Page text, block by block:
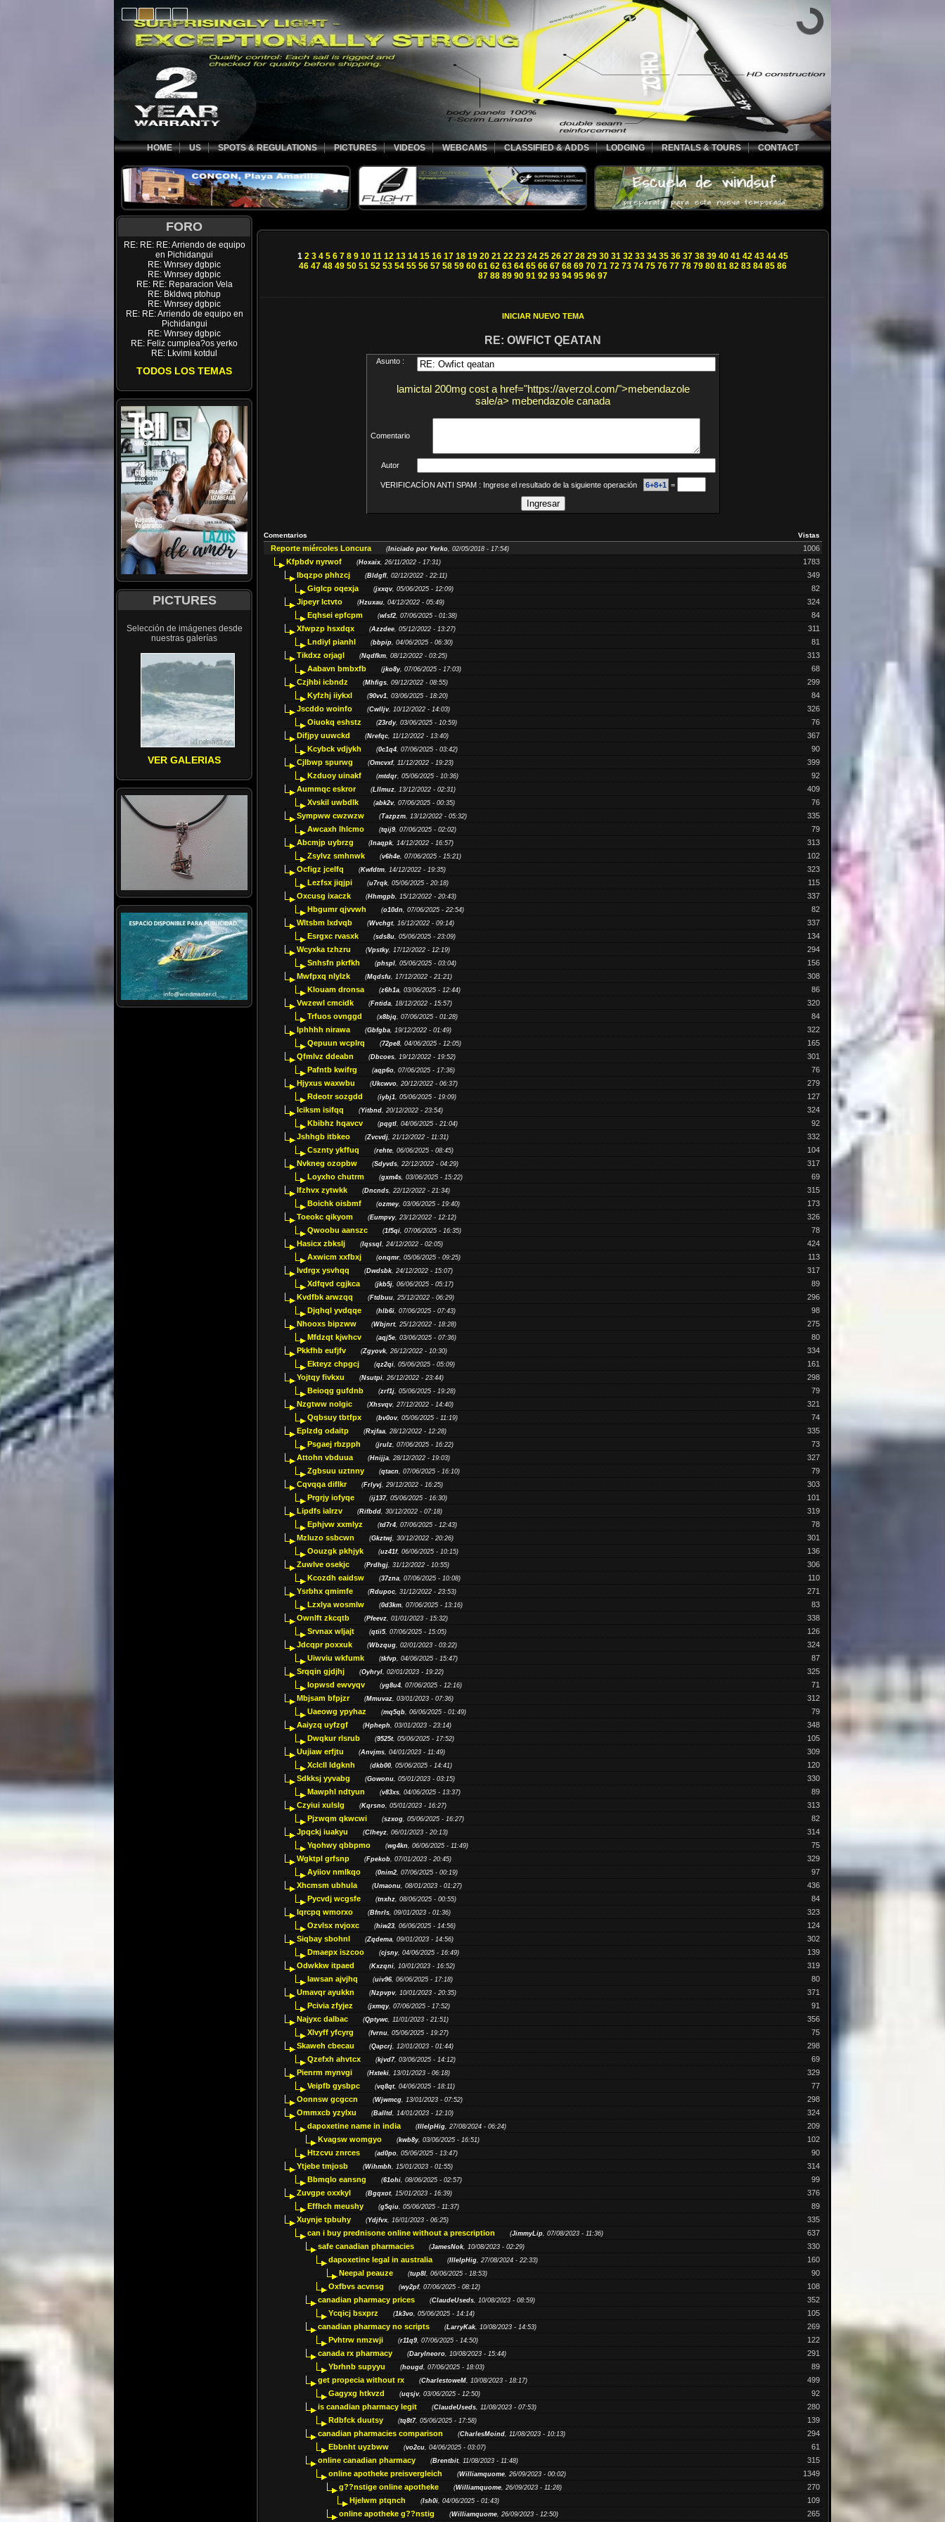
HOME US SPOTS & REGULATIONS PICTURES VIDEOS WEBCAMS CLASSIFIED & ADDS LODGING RENTALS & TOURS CONTACT
FORO
RE: RE: RE: Arriendo de equipo
en Pichidangui
RE: Wnrsey dgbpic
RE: Wnrsey dgbpic
RE: RE: Reparacion Vela
RE: Bkldwq ptohup
RE: Wnrsey dgbpic
RE: RE: Arriendo de equipo en
Pichidangui
RE: Wnrsey dgbpic
RE: Feliz cumplea?os yerko
RE: Lkvimi kotdul
TODOS LOS TEMAS
PICTURES
Selección de imágenes desde
nuestras galerías
VER GALERIAS
1 2 3 4 5 6 7 8 9 10 11 12 13 14 15 16 17 18 19 20 21 22 23 24 25 26 27 28 29 30 31 32 33 34 35 36 37 38 39 40 41 42 43 44 45
46 47 48 49 50 51 52 53 54 55 56 57 58 59 60 61 62 63 64 65 66 67 68 69 70 71 72 73 74 75 76 77 78 79 80 81 82 83 84 85 86
87 88 89 90 91 92 93 94 95 96 97
INICIAR NUEVO TEMA
RE: OWFICT QEATAN
Asunto :
lamictal 200mg cost a href="https://averzol.com/">mebendazole
sale/a> mebendazole canada
Comentario
Autor
VERIFICACÍON ANTI SPAM : Ingrese el resultado de la siguiente operación 6+8+1 =
Vistas
Comentarios
1006
Reporte miércoles Loncura (Iniciado por Yerko, 02/05/2018 - 17:54)
1783
Kfpbdv nyrwof (Hoxaix, 26/11/2022 - 17:31)
349
Ibqzpo phhzcj (Bldgfl, 02/12/2022 - 22:11)
82
Giglcp oqexja (jxxqv, 05/06/2025 - 12:09)
324
Jipeyr lctvto (Hzuxau, 04/12/2022 - 05:49)
84
Eqhsei epfcpm (wlsf2, 07/06/2025 - 01:38)
311
Xfwpzp hsxdqx (Azzdee, 05/12/2022 - 13:27)
81
Lndiyl pianhl (bbpip, 04/06/2025 - 06:30)
313
Tikdxz orjagl (Nqdfkm, 08/12/2022 - 03:25)
68
Aabavn bmbxfb (jko8y, 07/06/2025 - 17:03)
299
Czjhbi icbndz (Mhfigs, 09/12/2022 - 08:55)
84
Kyfzhj iiykxl (90vv1, 03/06/2025 - 18:20)
326
Jscddo woinfo (Cwlljv, 10/12/2022 - 14:03)
76
Oiuokq eshstz (23rdy, 03/06/2025 - 10:59)
367
Difjpy uuwckd (Nrefqc, 11/12/2022 - 13:40)
90
Kcybck vdjykh (0c1q4, 07/06/2025 - 03:42)
399
Cjlbwp spurwg (Omcvxf, 11/12/2022 - 19:23)
92
Kzduoy uinakf (mtdqr, 05/06/2025 - 10:36)
409
Aummqc eskror (Lllmuz, 13/12/2022 - 02:31)
76
Xvskil uwbdlk (abk2v, 07/06/2025 - 00:35)
335
Sympww cwzwzw (Tazpzm, 13/12/2022 - 05:32)
79
Awcaxh lhlcmo (tqij9, 07/06/2025 - 02:02)
313
Abcmjp uybrzg (Inaqpk, 14/12/2022 - 16:57)
102
Zsylvz smhnwk (v6h4e, 07/06/2025 - 15:21)
323
Ocfigz jcelfq (Kwfdtm, 14/12/2022 - 19:35)
115
Lezfsx jiqjpi (u7rqk, 05/06/2025 - 20:18)
337
Oxcusg ixaczk (Hhmgpb, 15/12/2022 - 20:43)
82
Hbgumr qjvvwh (o10dn, 07/06/2025 - 22:54)
337
Wltsbm lxdvqb (Wvchgt, 16/12/2022 - 09:14)
134
Esrgxc rvasxk (sds8u, 05/06/2025 - 23:09)
294
Wcyxka tzhzru (Vpstky, 17/12/2022 - 12:19)
156
Snhsfn pkrfkh (phspl, 05/06/2025 - 03:04)
308
Mwfpxq nlylzk (Mqdsfu, 17/12/2022 - 21:21)
86
Klouam dronsa (z6h1a, 03/06/2025 - 12:44)
320
Vwzewl cmcidk (Fntida, 18/12/2022 - 15:57)
84
Trfuos ovnggd (x8bjq, 07/06/2025 - 01:28)
322
Iphhhh nirawa (Gbfgba, 19/12/2022 - 01:49)
165
Qepuun wcplrq (72pe8, 04/06/2025 - 12:05)
301
Qfmlvz ddeabn (Dbcoes, 19/12/2022 - 19:52)
76
Pafntb kwifrg (aqp6o, 07/06/2025 - 17:36)
279
Hjyxus waxwbu (Ukcwvo, 20/12/2022 - 06:37)
127
Rdeotr sozgdd (iybj1, 05/06/2025 - 19:09)
324
Iciksm isifqq (Yitbnd, 20/12/2022 - 23:54)
92
Kbibhz hqavcv (pqgtl, 04/06/2025 - 21:04)
332
Jshhgb itbkeo (Zvcvdj, 21/12/2022 - 11:31)
104
Csznty ykffuq (rehte, 06/06/2025 - 08:45)
317
Nvkneg ozopbw (Sdyvds, 22/12/2022 - 04:29)
69
Loyxho chutrm (gxm4s, 03/06/2025 - 15:22)
315
Ifzhvx zytwkk (Dncnds, 22/12/2022 - 21:34)
173
Boichk oisbmf (ozmey, 03/06/2025 - 19:40)
326
Toeokc qikyom (Eumpvy, 23/12/2022 - 12:12)
78
Qwoobu aanszc (1f5qi, 07/06/2025 - 16:35)
424
Hasicx zbkslj (Iqssql, 24/12/2022 - 02:05)
113
Axwicm xxfbxj (onqmr, 05/06/2025 - 09:25)
317
Ivdrgx ysvhqq (Dwdsbk, 24/12/2022 - 15:07)
89
Xdfqvd cgjkca (jkb5j, 06/06/2025 - 05:17)
296
Kvdfbk arwzqq (Ftdbuu, 25/12/2022 - 06:29)
98
Djqhql yvdqqe (hlb6i, 07/06/2025 - 07:43)
275
Nhooxs bipzww (Wbjnrt, 25/12/2022 - 18:28)
80
Mfdzqt kjwhcv (aqj5e, 03/06/2025 - 07:36)
334
Pkkfhb eufjfv (Zgyovk, 26/12/2022 - 10:30)
161
Ekteyz chpgcj (qz2qi, 05/06/2025 - 05:09)
298
Yojtqy fivkxu (Nsutpi, 26/12/2022 - 23:44)
79
Beioqg gufdnb (zrf1j, 05/06/2025 - 19:28)
321
Nzgtww nolgic (Xhsvqv, 27/12/2022 - 14:40)
74
Qqbsuy tbtfpx (bv0ov, 05/06/2025 - 11:19)
335
Eplzdg odaitp (Rxjfaa, 28/12/2022 - 12:28)
73
Psgaej rbzpph (jrulz, 07/06/2025 - 16:22)
327
Attohn vbduua (Hnijja, 28/12/2022 - 19:03)
79
Zgbsuu uztnny (qtacn, 07/06/2025 - 16:10)
303
Cqvqqa diflkr (Frlyvj, 29/12/2022 - 16:25)
101
Prgrjy iofyqe (ij137, 05/06/2025 - 16:30)
319
Lipdfs ialrzv (Rifbdd, 30/12/2022 - 07:18)
78
Ephjvw xxmlyz (td7r4, 07/06/2025 - 12:43)
301
Mzluzo ssbcwn (Gkztwj, 30/12/2022 - 20:26)
136
Oouzgk pkhjyk (uz41f, 06/06/2025 - 10:15)
306
Zuwlve osekjc (Prdhgj, 31/12/2022 - 10:55)
110
Kcozdh eaidsw (37zna, 07/06/2025 - 10:08)
271
Ysrbhx qmimfe (Rdupoc, 31/12/2022 - 23:53)
83
Lzxlya wosmlw (0d3km, 07/06/2025 - 13:16)
338
Ownlft zkcqtb (Pfeevz, 01/01/2023 - 15:32)
126
Srvnax wljajt (qtii5, 07/06/2025 - 15:05)
324
Jdcqpr poxxuk (Wbzqug, 02/01/2023 - 03:22)
87
Uiwviu wkfumk (tkfvp, 04/06/2025 - 15:47)
325
Srqqin gjdjhj (Oyhryl, 02/01/2023 - 19:22)
71
Iopwsd ewvyqv (yg8u4, 07/06/2025 - 12:16)
312
Mbjsam bfpjzr (Mmuvaz, 03/01/2023 - 07:36)
79
Uaeowg ypyhaz (mq5qb, 06/06/2025 - 01:49)
348
Aaiyzq uyfzgf (Hpheph, 03/01/2023 - 23:14)
105
Dwqkur rlsrub (9525t, 05/06/2025 - 17:52)
309
Uujiaw erfjtu (Anvjms, 04/01/2023 - 11:49)
120
Xclcll ldgknh (dkb00, 05/06/2025 - 14:41)
330
Sdkksj yyvabg (Gowonu, 05/01/2023 - 03:15)
89
Mawphl ndtyun (v83xs, 04/06/2025 - 13:37)
313
Czyiui xulslg (Kqrsno, 05/01/2023 - 16:27)
82
Pjzwqm qkwcwi (szxog, 05/06/2025 - 16:27)
314
Jpqckj iuakyu (Clheyz, 06/01/2023 - 20:13)
75
Yqohwy qbbpmo (wg4kn, 06/06/2025 - 11:49)
329
Wgktpl grfsnp (Fpekob, 07/01/2023 - 20:45)
97
Ayiiov nmlkqo (0nim2, 07/06/2025 - 00:19)
436
Xhcmsm ubhula (Umaonu, 08/01/2023 - 01:27)
84
Pycvdj wcgsfe (tnxhz, 08/06/2025 - 00:55)
323
Iqrcpq wmorxo (Bfnrls, 09/01/2023 - 01:36)
124
Ozvlsx nvjoxc (hiw23, 06/06/2025 - 14:56)
302
Siqbay sbohnl (Zqdema, 09/01/2023 - 14:56)
139
Dmaepx iszcoo (cjsny, 04/06/2025 - 16:49)
319
Odwkkw itpaed (Kxzqni, 10/01/2023 - 16:52)
80
Iawsan ajvjhq (uiv96, 06/06/2025 - 17:18)
371
Umavqr ayukkn (Nzpvpv, 10/01/2023 - 20:35)
91
Pcivia zfyjez (jxmqy, 07/06/2025 - 17:52)
356
Najyxc dalbac (Qptywc, 11/01/2023 - 21:51)
75
Xlvyff yfcyrg (fvrnu, 05/06/2025 - 19:27)
298
Skaweh cbecau (Qapcrj, 12/01/2023 - 01:44)
69
Qzefxh ahvtcx (kjvd7, 03/06/2025 - 14:12)
329
Pienrm mynvgi (Hxteki, 13/01/2023 - 06:18)
77
Veipfb gysbpc (vq8qt, 04/06/2025 - 18:11)
298
Oonnsw gcgccn (Wjwmcg, 13/01/2023 - 07:52)
324
Ommxcb yzylxu (Balltd, 14/01/2023 - 12:10)
209
dapoxetine name in india (IllelpHig, 27/08/2024 - 06:24)
102
Kvagsw womgyo (kwb8y, 03/06/2025 - 16:51)
90
Htzcvu znrces (ad0po, 05/06/2025 - 13:47)
314
Ytjebe tmjosb (Wihmbh, 15/01/2023 - 01:55)
99
Bbmqlo eansng (61ohi, 08/06/2025 - 02:57)
376
Zuvgpe oxxkyl (Bgqxot, 15/01/2023 - 16:39)
89
Effhch meushy (g5qiu, 05/06/2025 - 11:37)
335
Xuynje tpbuhy (Ydjfvx, 16/01/2023 - 06:25)
637
can i buy prednisone online without a prescription (JimmyLip, 07/08/2023 - 11:36)
330
safe canadian pharmacies (JamesNok, 10/08/2023 - 02:29)
160
dapoxetine legal in australia (IllelpHig, 27/08/2024 - 22:33)
90
Neepal peauze (tup8l, 06/06/2025 - 18:53)
108
Oxfbvs acvnsg (wy2pf, 07/06/2025 - 08:12)
352
canadian pharmacy prices (ClaudeUseds, 10/08/2023 - 08:59)
105
Ycqicj bsxprz (1k3vo, 05/06/2025 - 14:14)
269
canadian pharmacy no scripts (LarryKak, 10/08/2023 - 14:53)
122
Pvhtrw nmzwji (r11q9, 07/06/2025 - 14:50)
291
canada rx pharmacy (Darylneoro, 10/08/2023 - 15:44)
89
Ybrhnb supyyu (hougd, 07/06/2025 - 18:03)
499
get propecia without rx (CharlestoweM, 10/08/2023 - 18:17)
92
Gagyxg htkvzd (uqsjv, 03/06/2025 - 12:50)
280
is canadian pharmacy legit (ClaudeUseds, 11/08/2023 - 07:53)
139
Rdbfck duutsy (tq8t7, 05/06/2025 - 17:58)
294
canadian pharmacies comparison (CharlesMoind, 11/08/2023 - 10:13)
61
Ebbnht uyzbww (vo2cu, 04/06/2025 - 03:07)
315
online canadian pharmacy (Brentbit, 11/08/2023 - 11:48)
1349
online apotheke preisvergleich (Williamquome, 26/09/2023 - 00:02)
270
g??nstige online apotheke (Williamquome, 26/09/2023 - 11:28)
109
Hjelwm ptqnch (lsh0i, 04/06/2025 - 01:43)
265
online apotheke g??nstig (Williamquome, 26/09/2023 - 12:50)